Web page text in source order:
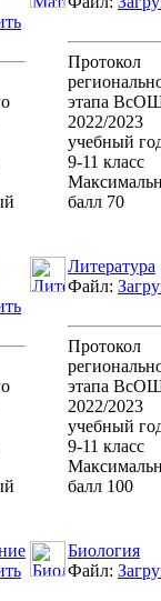
Протокол
этапа
2022/2023
учебный
9-11 класс
балл 70
Литература
Файл:
Протокол
этапа
2022/2023
учебный
9-11 класс
балл 100
Биология
Файл: